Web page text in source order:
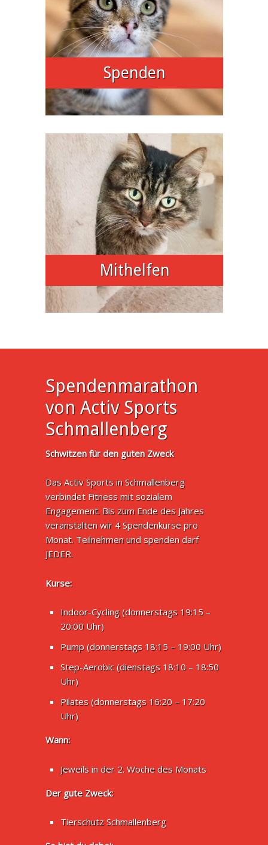
Spenden
Mithelfen
Spendenmarathon
von Activ Sports
Schmallenberg
Schwitzen für den guten Zweck
Das Activ Sports in Schmallenberg
verbindet Fitness mit sozialem
Engagement. Bis zum Ende des Jahres
veranstalten wir 4 Spendenkurse pro
Monat. Teilnehmen und spenden darf
JEDER.
Kurse:
Indoor-Cycling (donnerstags 19:15 –
20:00 Uhr)
Pump (donnerstags 18:15 – 19:00 Uhr)
Step-Aerobic (dienstags 18:10 – 18:50
Uhr)
Pilates (donnerstags 16:20 – 17:20
Uhr)
Wann:
Jeweils in der 2. Woche des Monats
Der gute Zweck:
Tierschutz Schmallenberg